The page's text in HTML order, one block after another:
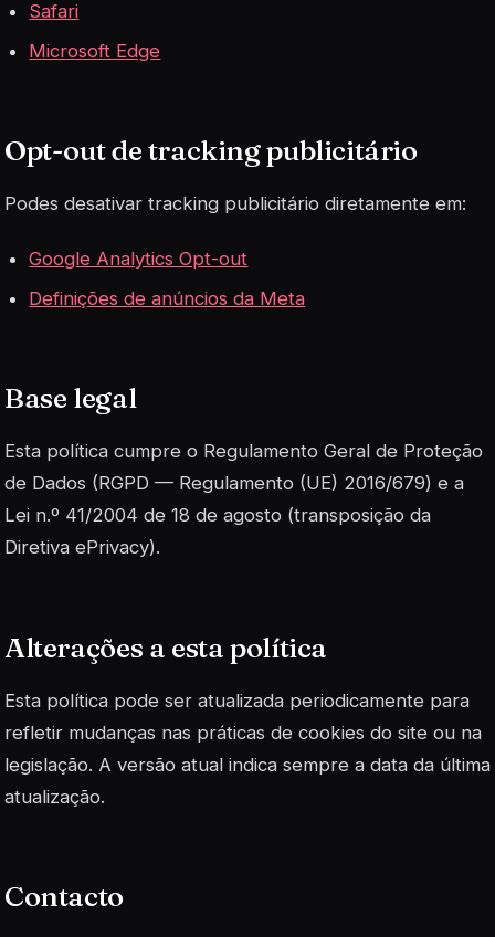
Safari
Microsoft Edge
Opt-out de tracking publicitário
Podes desativar tracking publicitário diretamente em:
Google Analytics Opt-out
Definições de anúncios da Meta
Base legal
Esta política cumpre o Regulamento Geral de Proteção
de Dados (RGPD — Regulamento (UE) 2016/679) e a
Lei n.º 41/2004 de 18 de agosto (transposição da
Diretiva ePrivacy).
Alterações a esta política
Esta política pode ser atualizada periodicamente para
refletir mudanças nas práticas de cookies do site ou na
legislação. A versão atual indica sempre a data da última
atualização.
Contacto